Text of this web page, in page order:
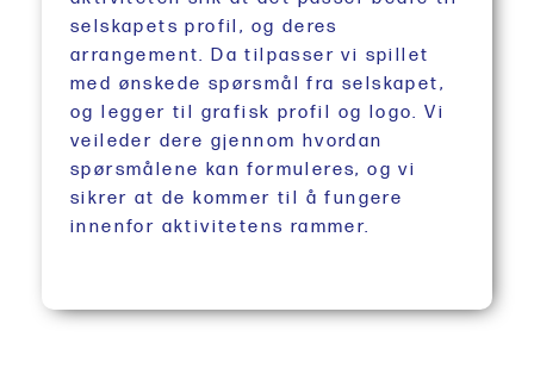
selskapets profil, og deres
arrangement. Da tilpasser vi spillet
med ønskede spørsmål fra selskapet,
og legger til grafisk profil og logo. Vi
veileder dere gjennom hvordan
spørsmålene kan formuleres, og vi
sikrer at de kommer til å fungere
innenfor aktivitetens rammer.